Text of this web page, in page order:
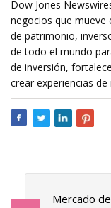
Dow Jones
negocios que mueve
de patrimonio,
de todo el mundo
de inversión,
crear experiencias
Mercado